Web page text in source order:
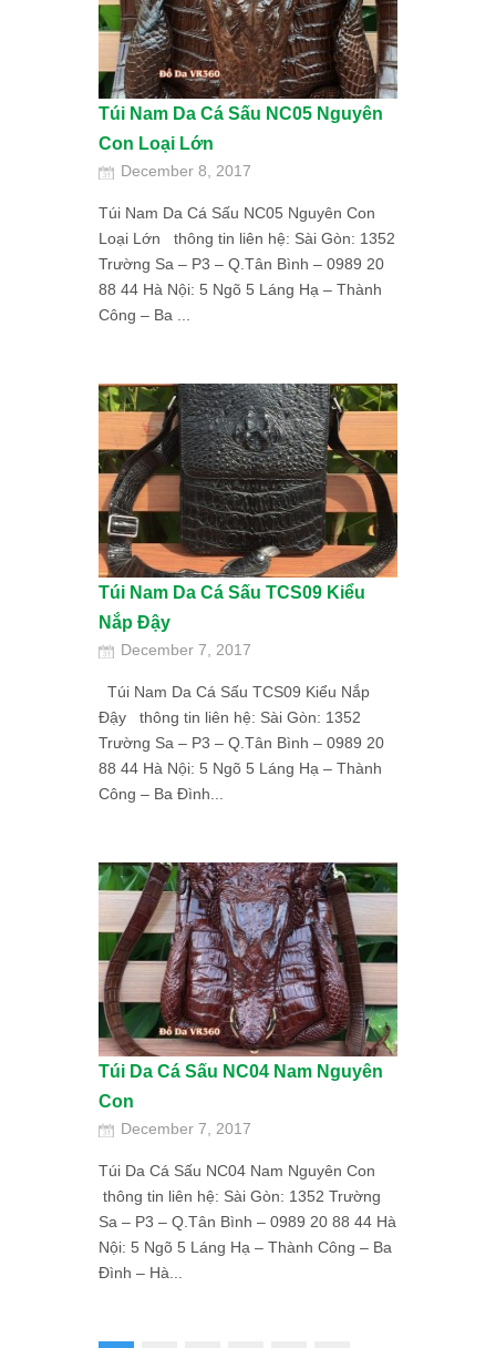
Túi Nam Da Cá Sấu NC05 Nguyên
Con Loại Lớn
December 8, 2017
Túi Nam Da Cá Sấu NC05 Nguyên Con
Loại Lớn thông tin liên hệ: Sài Gòn: 1352
Trường Sa – P3 – Q.Tân Bình – 0989 20
88 44 Hà Nội: 5 Ngõ 5 Láng Hạ – Thành
Công – Ba ...
Túi Nam Da Cá Sấu TCS09 Kiểu
Nắp Đậy
December 7, 2017
Túi Nam Da Cá Sấu TCS09 Kiểu Nắp
Đậy thông tin liên hệ: Sài Gòn: 1352
Trường Sa – P3 – Q.Tân Bình – 0989 20
88 44 Hà Nội: 5 Ngõ 5 Láng Hạ – Thành
Công – Ba Đình...
Túi Da Cá Sấu NC04 Nam Nguyên
Con
December 7, 2017
Túi Da Cá Sấu NC04 Nam Nguyên Con
thông tin liên hệ: Sài Gòn: 1352 Trường
Sa – P3 – Q.Tân Bình – 0989 20 88 44 Hà
Nội: 5 Ngõ 5 Láng Hạ – Thành Công – Ba
Đình – Hà...